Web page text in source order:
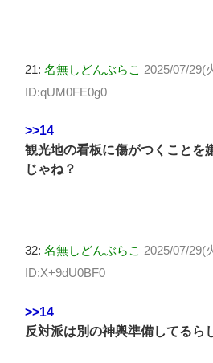
21: 名無しどんぶらこ 2025/07/29(
ID:qUM0FE0g0
>>14
観光地の看板に傷がつくことを
じゃね？
32: 名無しどんぶらこ 2025/07/29(
ID:X+9dU0BF0
>>14
反対派は別の神輿準備してるら